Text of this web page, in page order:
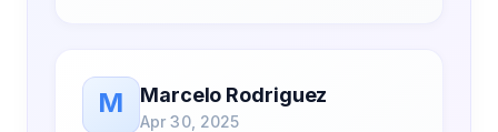
M Marcelo Rodriguez
Apr 30, 2025